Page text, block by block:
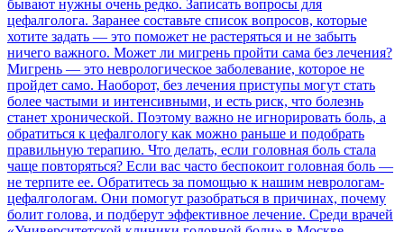
бывают нужны очень редко. Записать вопросы для
цефалголога. Заранее составьте список вопросов, которые
хотите задать — это поможет не растеряться и не забыть
ничего важного. Может ли мигрень пройти сама без лечения?
Мигрень — это неврологическое заболевание, которое не
пройдет само. Наоборот, без лечения приступы могут стать
более частыми и интенсивными, и есть риск, что болезнь
станет хронической. Поэтому важно не игнорировать боль, а
обратиться к цефалгологу как можно раньше и подобрать
правильную терапию. Что делать, если головная боль стала
чаще повторяться? Если вас часто беспокоит головная боль —
не терпите ее. Обратитесь за помощью к нашим неврологам-
цефалгологам. Они помогут разобраться в причинах, почему
болит голова, и подберут эффективное лечение. Среди врачей